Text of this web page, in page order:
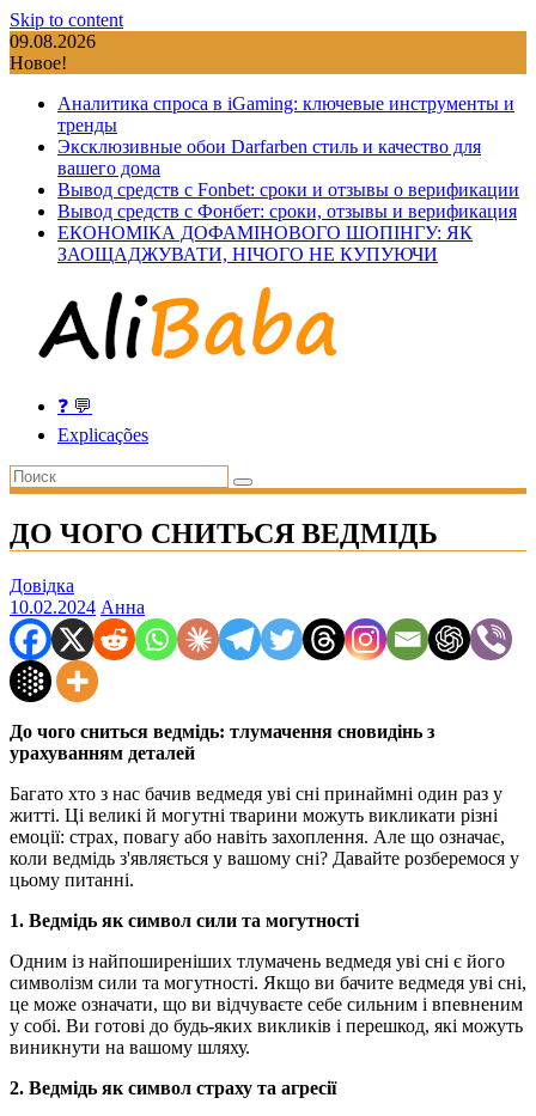
Skip to content
09.08.2026
Новое!
Аналитика спроса в iGaming: ключевые инструменты и
тренды
Эксклюзивные обои Darfarben стиль и качество для
вашего дома
Вывод средств с Fonbet: сроки и отзывы о верификации
Вывод средств с Фонбет: сроки, отзывы и верификация
ЕКОНОМІКА ДОФАМІНОВОГО ШОПІНГУ: ЯК
ЗАОЩАДЖУВАТИ, НІЧОГО НЕ КУПУЮЧИ
❓ 💬
Explicações
ДО ЧОГО СНИТЬСЯ ВЕДМІДЬ
Довідка
10.02.2024 Анна
До чого сниться ведмідь: тлумачення сновидінь з
урахуванням деталей
Багато хто з нас бачив ведмедя уві сні принаймні один раз у
житті. Ці великі й могутні тварини можуть викликати різні
емоції: страх, повагу або навіть захоплення. Але що означає,
коли ведмідь з'являється у вашому сні? Давайте розберемося у
цьому питанні.
1. Ведмідь як символ сили та могутності
Одним із найпоширеніших тлумачень ведмедя уві сні є його
символізм сили та могутності. Якщо ви бачите ведмедя уві сні,
це може означати, що ви відчуваєте себе сильним і впевненим
у собі. Ви готові до будь-яких викликів і перешкод, які можуть
виникнути на вашому шляху.
2. Ведмідь як символ страху та агресії